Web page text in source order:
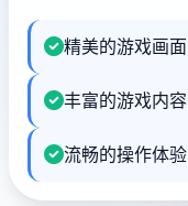
精美的游戏画面
丰富的游戏内容
流畅的操作体验